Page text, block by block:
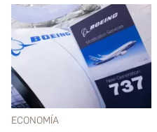
ECONOMÍA